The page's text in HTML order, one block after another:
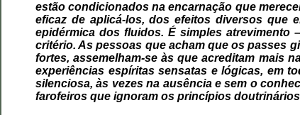
estão condicionados na encarnação que
eficaz de aplicá-los, dos efeitos diversos que
epidérmica dos fluidos. É simples atrevimento
critério. As pessoas que acham que os passes
fortes, assemelham-se às que acreditam mais
experiências espíritas sensatas e lógicas, em
silenciosa, às vezes na ausência e sem o
farofeiros que ignoram os princípios